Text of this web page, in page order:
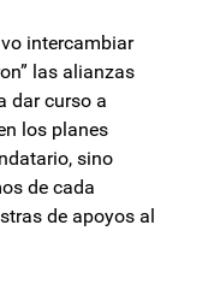
intercambiar
las alianzas
dar curso a
los planes
sino
de cada
de apoyos al